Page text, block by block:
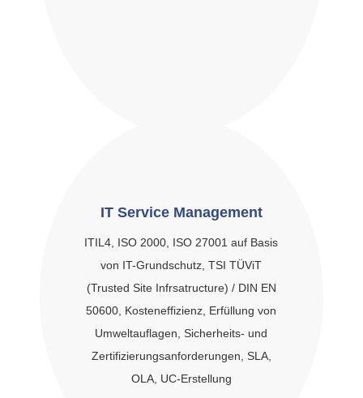
IT Service Management
ITIL4, ISO 2000, ISO 27001 auf Basis
von IT-Grundschutz, TSI TÜViT
(Trusted Site Infrsatructure) / DIN EN
50600, Kosteneffizienz, Erfüllung von
Umweltauflagen, Sicherheits- und
Zertifizierungsanforderungen, SLA,
OLA, UC-Erstellung